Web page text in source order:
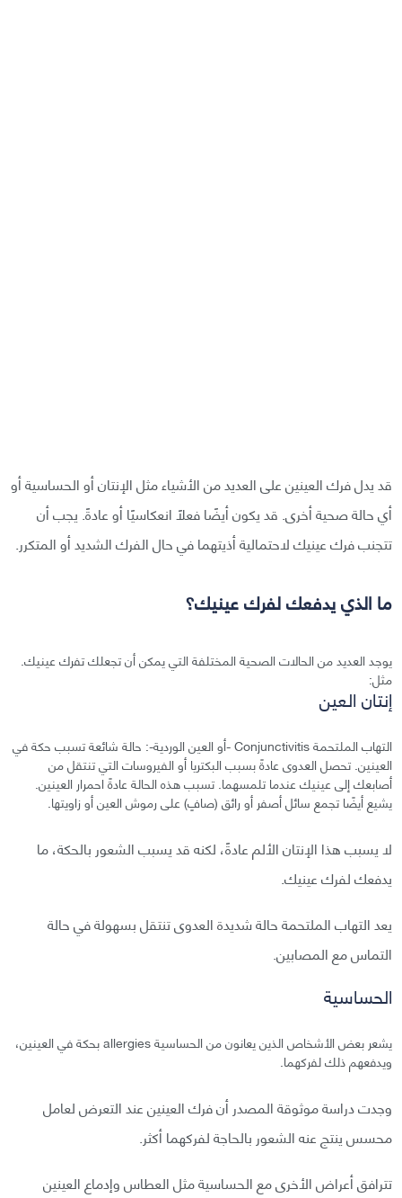
قد يدل فرك العينين على العديد من الأشياء مثل الإنتان أو الحساسية أو
أي حالة صحية أخرى. قد يكون أيضًا فعلًا انعكاسيًا أو عادةً. يجب أن
تتجنب فرك عينيك لاحتمالية أذيتهما في حال الفرك الشديد أو المتكرر.
ما الذي يدفعك لفرك عينيك؟
يوجد العديد من الحالات الصحية المختلفة التي يمكن أن تجعلك تفرك عينيك.
مثل:
إنتان العين
التهاب الملتحمة Conjunctivitis -أو العين الوردية-: حالة شائعة تسبب حكة في
العينين. تحصل العدوى عادةً بسبب البكتريا أو الفيروسات التي تنتقل من
أصابعك إلى عينيك عندما تلمسهما. تسبب هذه الحالة عادةً احمرار العينين.
يشيع أيضًا تجمع سائل أصفر أو رائق (صافٍ) على رموش العين أو زاويتها.
لا يسبب هذا الإنتان الألم عادةً، لكنه قد يسبب الشعور بالحكة، ما
يدفعك لفرك عينيك.
يعد التهاب الملتحمة حالة شديدة العدوى تنتقل بسهولة في حالة
التماس مع المصابين.
الحساسية
يشعر بعض الأشخاص الذين يعانون من الحساسية allergies بحكة في العينين،
ويدفعهم ذلك لفركهما.
وجدت دراسة موثوقة المصدر أن فرك العينين عند التعرض لعامل
محسس ينتج عنه الشعور بالحاجة لفركهما أكثر.
تترافق أعراض الأخرى مع الحساسية مثل العطاس وإدماع العينين